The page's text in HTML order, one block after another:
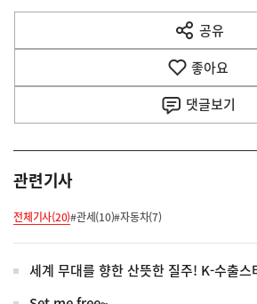
다
음
공유
열
기
좋아요
댓글보기
관련기사
전체기사(20)#관세(10)#자동차(7)
세계 무대를 향한 산뜻한 질주! K-수출